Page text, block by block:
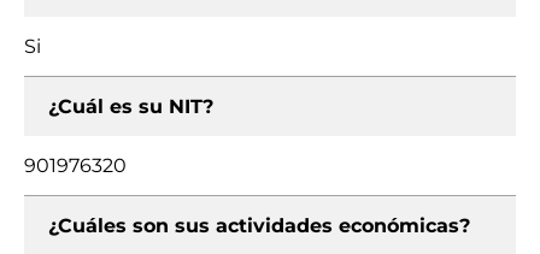
Si
¿Cuál es su NIT?
901976320
¿Cuáles son sus actividades económicas?